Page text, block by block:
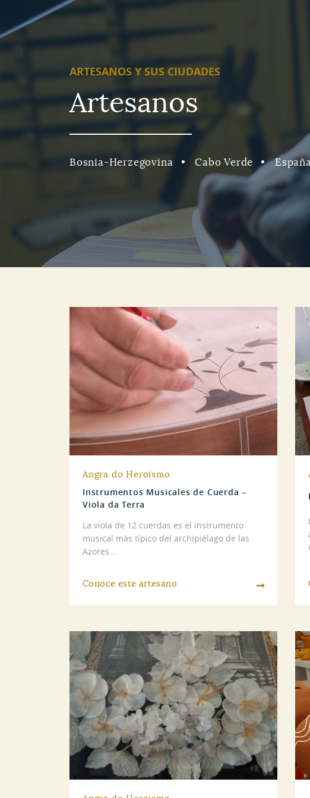
ARTESANOS Y SUS CIUDADES
Artesanos
Bosnia-Herzegovina Cabo Verde
Angra do Heroismo
Instrumentos Musicales de Cuerda –
Viola da Terra
La viola de 12 cuerdas es el instrumento
musical más típico del archipiélago de las
Azores...
Conoce este artesano